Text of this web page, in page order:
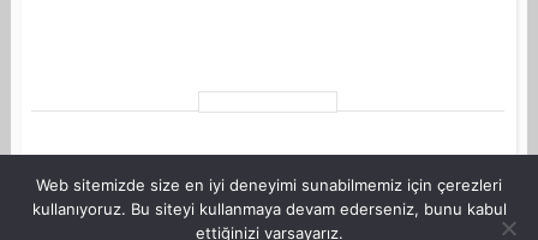
Web sitemizde size en iyi deneyimi sunabilmemiz için çerezleri
kullanıyoruz. Bu siteyi kullanmaya devam ederseniz, bunu kabul
ettiğinizi varsayarız.